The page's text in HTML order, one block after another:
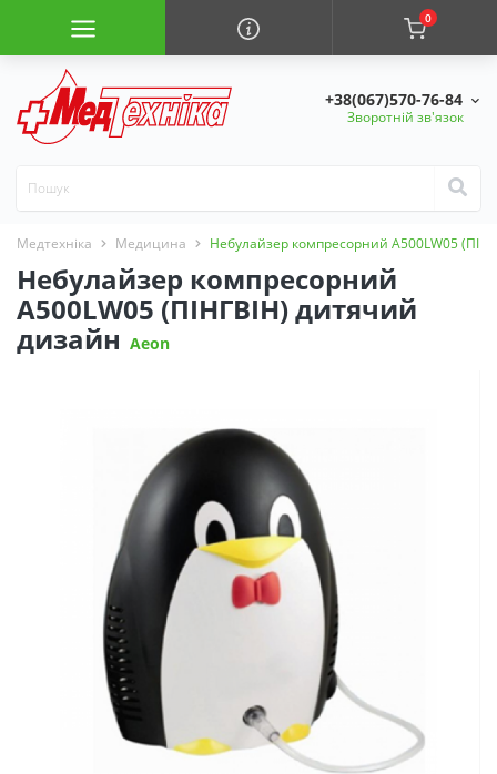
0
+38(067)570-76-84
Зворотній зв'язок
Медтехніка Медицина Небулайзер компресорний A500LW05
Небулайзер компресорний
A500LW05 (ПІНГВІН) дитячий
дизайн Aeon